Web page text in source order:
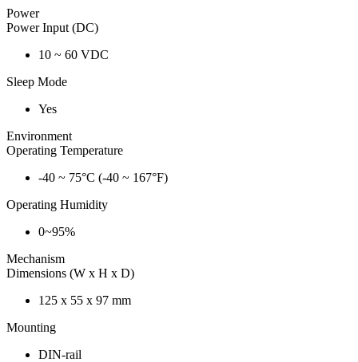
Power
Power Input (DC)
10 ~ 60 VDC
Sleep Mode
Yes
Environment
Operating Temperature
-40 ~ 75°C (-40 ~ 167°F)
Operating Humidity
0~95%
Mechanism
Dimensions (W x H x D)
125 x 55 x 97 mm
Mounting
DIN-rail